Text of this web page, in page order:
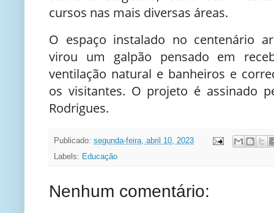
cursos nas mais diversas áreas.
O espaço instalado no centenário
virou um galpão pensado em
ventilação natural e banheiros e
os visitantes. O projeto é assinado
Rodrigues.
Publicado: segunda-feira, abril 10, 2023
Labels: Educação
Nenhum comentário: